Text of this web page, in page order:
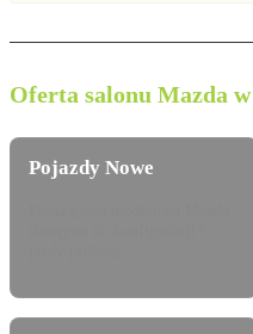
Oferta salonu Mazda
Pojazdy Nowe